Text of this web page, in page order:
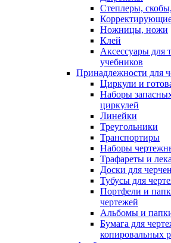
Степлеры,
Корректирующие
Ножницы, ножи
Клей
Аксессуары для
учебников
Принадлежности для
Циркули и
Наборы
циркулей
Линейки
Треугольники
Транспортиры
Наборы
Трафареты и
Доски для
Тубусы для
Портфели и
чертежей
Альбомы и
Бумага для
копировальных